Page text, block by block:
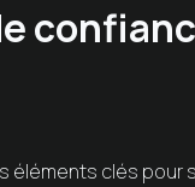
éléments clés pour